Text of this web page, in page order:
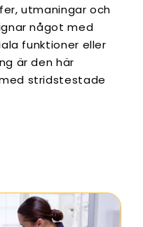
utmaningar och
något med
funktioner eller
är den här
stridstestade